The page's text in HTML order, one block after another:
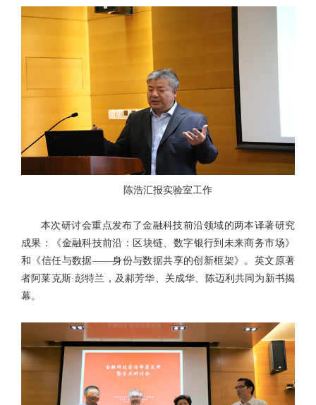
陈浩汇报实验室工作
本次研讨会重点发布了金融科技前沿领域的两本译著研究
成果：《金融科技前沿：区块链、数字银行到未来商务市场》
和《信任与数据——身份与数据共享的创新框架》。英文原著
者阿莱克斯·彭特兰，及郝芳华、关成华、陈迈利共同为新书揭
幕。